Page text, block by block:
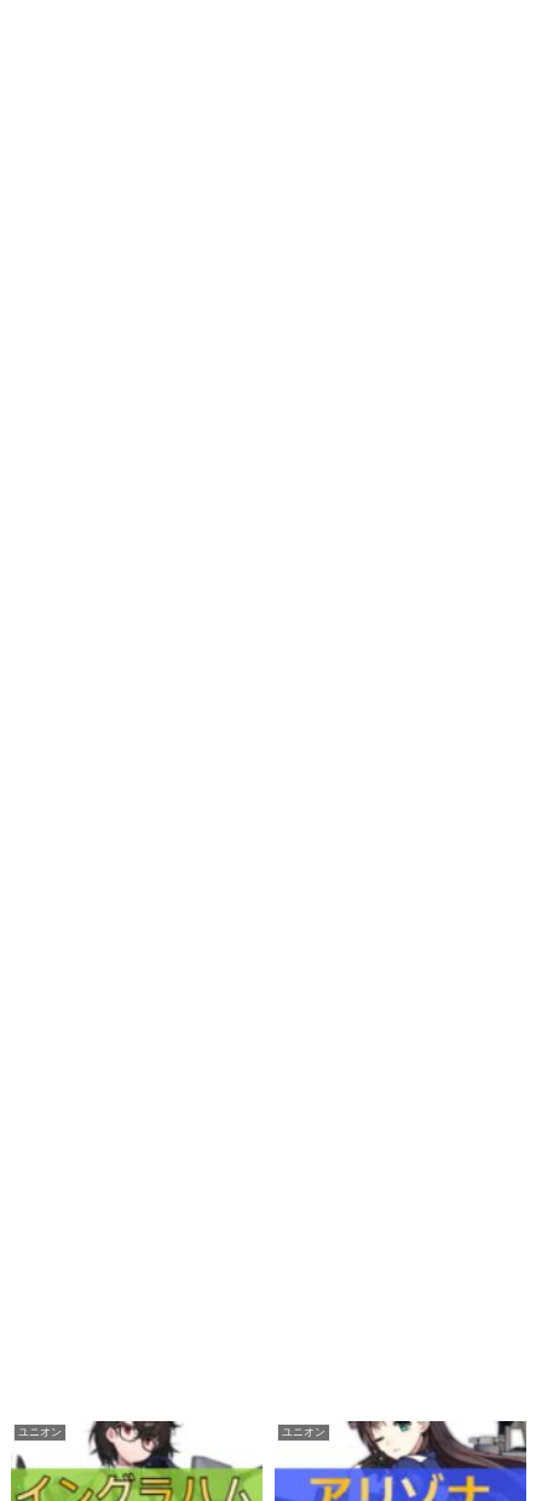
ユニオン ユニオン